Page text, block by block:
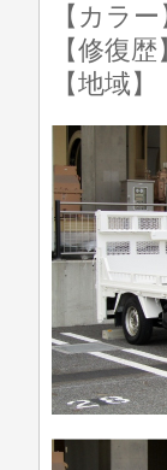
【カラ
【修復
【地域